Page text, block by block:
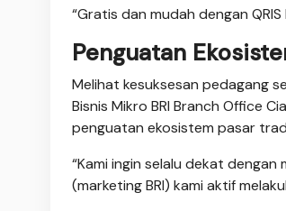
“Gratis dan mudah dengan
Penguatan
Melihat kesuksesan pedagang
Bisnis Mikro BRI Branch Office
penguatan ekosistem pasar
“Kami ingin selalu dekat
(marketing BRI) kami aktif